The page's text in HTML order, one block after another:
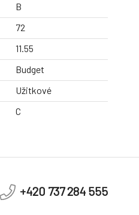
B
72
11.55
Budget
Užitkové
C
+420 737 284 555